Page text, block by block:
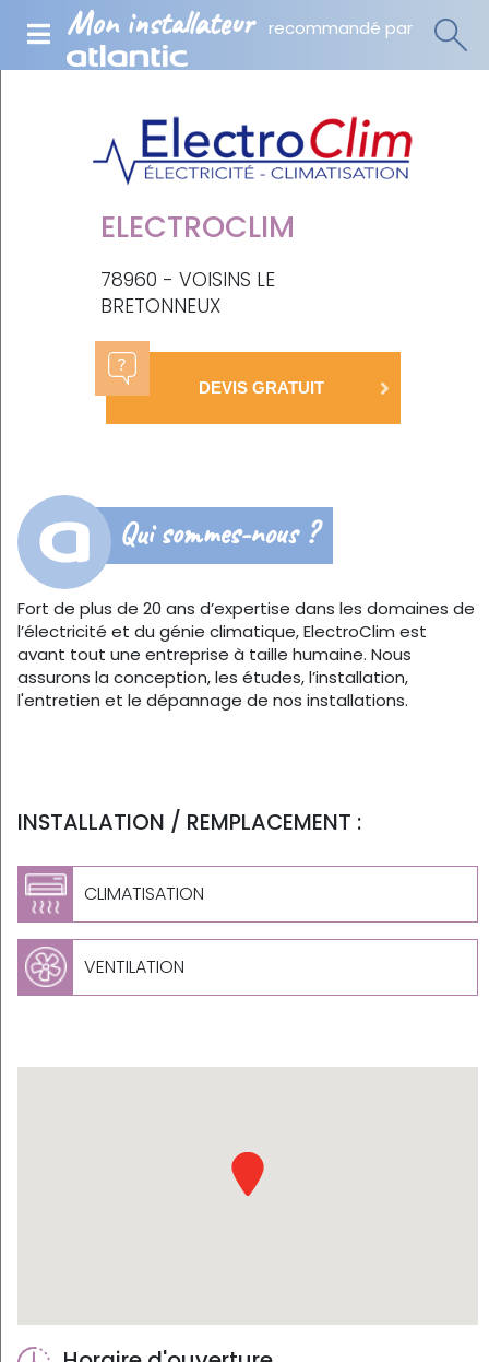
Mon installateur recommandé par
ELECTROCLIM
78960 - VOISINS LE
BRETONNEUX
DEVIS GRATUIT
Qui sommes-nous ?
Fort de plus de 20 ans d’expertise dans les domaines de
l’électricité et du génie climatique, ElectroClim est
avant tout une entreprise à taille humaine. Nous
assurons la conception, les études, l’installation,
l'entretien et le dépannage de nos installations.
INSTALLATION / REMPLACEMENT :
CLIMATISATION
VENTILATION